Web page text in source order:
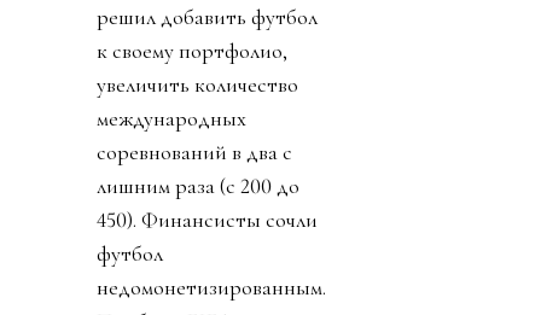
решил добавить футбол
к своему портфолио,
увеличить количество
международных
соревнований в два с
лишним раза (с 200 до
450). Финансисты сочли
футбол
недомонетизированным.